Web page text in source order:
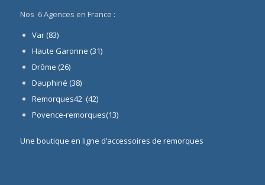
Nos 6 Agences en France :
Var (83)
Haute Garonne (31)
Drôme (26)
Dauphiné (38)
Remorques42 (42)
Povence-remorques(13)
Une boutique en ligne d’accessoires de remorques